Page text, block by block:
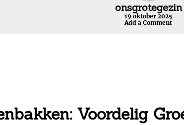
onsgrotegezin
19 oktober 2025
Add a Comment
Voordelig